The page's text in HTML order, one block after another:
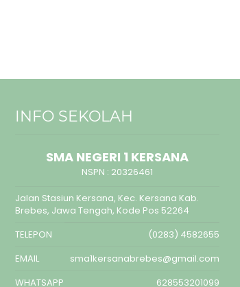
INFO SEKOLAH
SMA NEGERI 1 KERSANA
NSPN : 20326461
Jalan Stasiun Kersana, Kec. Kersana Kab.
Brebes, Jawa Tengah, Kode Pos 52264
TELEPON
(0283) 4582655
EMAIL
sma1kersanabrebes@gmail.com
WHATSAPP
628553201099